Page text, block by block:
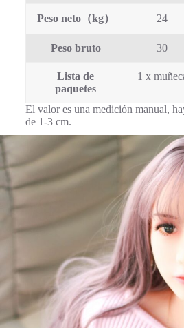
Peso neto（kg） 24
Peso bruto 30
Lista de
paquetes
1 x
El valor es una medición manual,
de 1-3 cm.